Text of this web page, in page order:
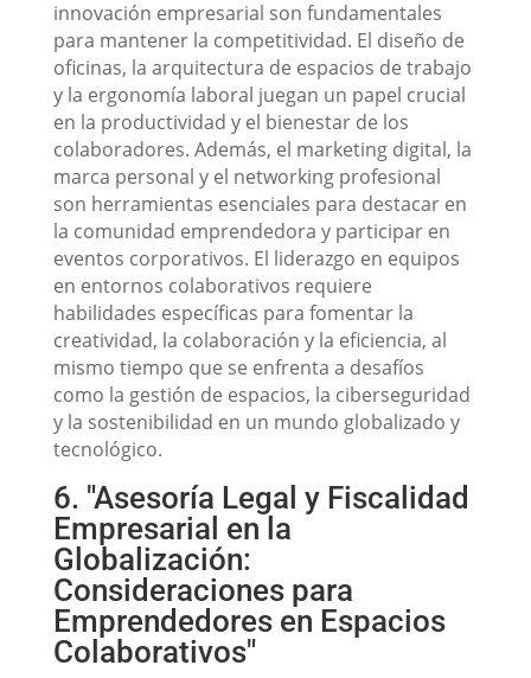
innovación empresarial son fundamentales
para mantener la competitividad. El diseño de
oficinas, la arquitectura de espacios de trabajo
y la ergonomía laboral juegan un papel crucial
en la productividad y el bienestar de los
colaboradores. Además, el marketing digital, la
marca personal y el networking profesional
son herramientas esenciales para destacar en
la comunidad emprendedora y participar en
eventos corporativos. El liderazgo en equipos
en entornos colaborativos requiere
habilidades específicas para fomentar la
creatividad, la colaboración y la eficiencia, al
mismo tiempo que se enfrenta a desafíos
como la gestión de espacios, la ciberseguridad
y la sostenibilidad en un mundo globalizado y
tecnológico.
6. "Asesoría Legal y Fiscalidad
Empresarial en la
Globalización:
Consideraciones para
Emprendedores en Espacios
Colaborativos"